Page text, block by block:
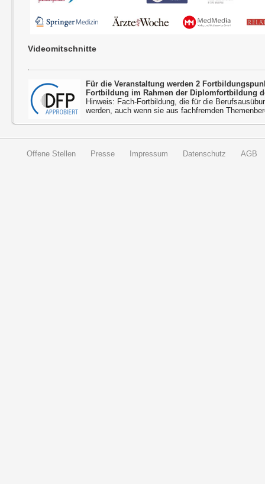
Videomitschnitte
Für die Veranstaltung werden 2
Fortbildung im Rahmen der Diplomfortbildung
Hinweis: Fach-Fortbildung, die für die
werden, auch wenn sie aus fachfremden
Offene Stellen Presse Impressum Datenschutz AGB